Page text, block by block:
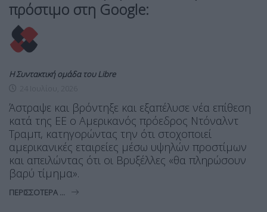
πρόστιμο στη Google:
Η Συντακτική ομάδα του Libre
Άστραψε και βρόντηξε και εξαπέλυσε νέα επίθεση
κατά της ΕΕ ο Αμερικανός πρόεδρος Ντόναλντ
Τραμπ, κατηγορώντας την ότι στοχοποιεί
αμερικανικές εταιρείες μέσω υψηλών προστίμων
και απειλώντας ότι οι Βρυξέλλες «θα πληρώσουν
βαρύ τίμημα».
ΠΕΡΙΣΣΌΤΕΡΑ ...